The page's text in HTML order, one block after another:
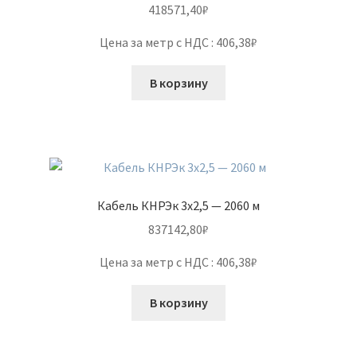
418571,40₽
Цена за метр с НДС : 406,38₽
В корзину
Кабель КНРЭк 3х2,5 — 2060 м
837142,80₽
Цена за метр с НДС : 406,38₽
В корзину